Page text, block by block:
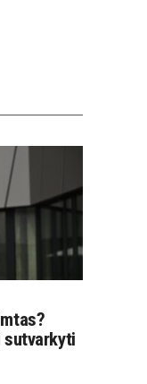
sutvarkyti